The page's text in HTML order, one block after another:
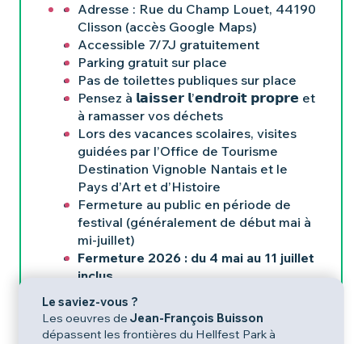
Adresse : Rue du Champ Louet, 44190
Clisson (accès Google Maps)
Accessible 7/7J gratuitement
Parking gratuit sur place
Pas de toilettes publiques sur place
Pensez à 𝗹𝗮𝗶𝘀𝘀𝗲𝗿 𝗹’𝗲𝗻𝗱𝗿𝗼𝗶𝘁 𝗽𝗿𝗼𝗽𝗿𝗲 et
à ramasser vos déchets
Lors des vacances scolaires, visites
guidées par l’Office de Tourisme
Destination Vignoble Nantais et le
Pays d’Art et d’Histoire
Fermeture au public en période de
festival (généralement de début mai à
mi-juillet)
Fermeture 2026 : du 4 mai au 11 juillet
inclus
Attention, pour des raisons logistiques et de
sécurité, le site peut être amené à fermer
Le saviez-vous ?
Les oeuvres deJean-François Buisson
dépassent les frontières du Hellfest Park à